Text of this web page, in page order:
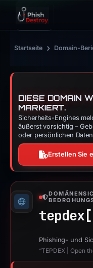
Startseite › Domain-
DIESE DOMAIN
MARKIERT.
Sicherheits-Engines
äußerst vorsichtig –
oder persönlichen
Erstellen Sie
Phishing- und
“TEPDEX | Open